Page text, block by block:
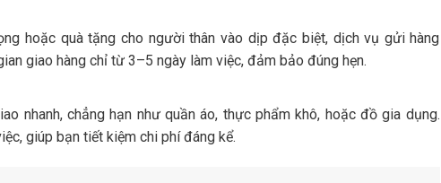
hoặc quà tặng cho người thân vào dịp đặc biệt, dịch vụ gửi hàng
giao hàng chỉ từ 3–5 ngày làm việc, đảm bảo đúng hẹn.
nhanh, chẳng hạn như quần áo, thực phẩm khô, hoặc đồ gia dụng.
giúp bạn tiết kiệm chi phí đáng kể.